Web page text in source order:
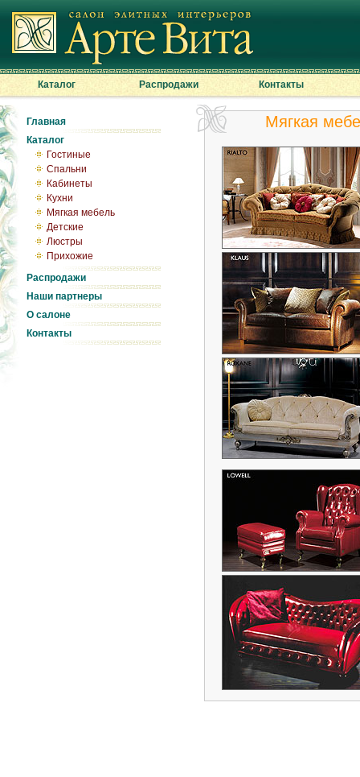
Каталог Распродажи Контакты
Главная
Каталог
Гостиные
Спальни
Кабинеты
Кухни
Мягкая мебель
Детские
Люстры
Прихожие
Распродажи
Наши партнеры
О салоне
Контакты
Мягкая